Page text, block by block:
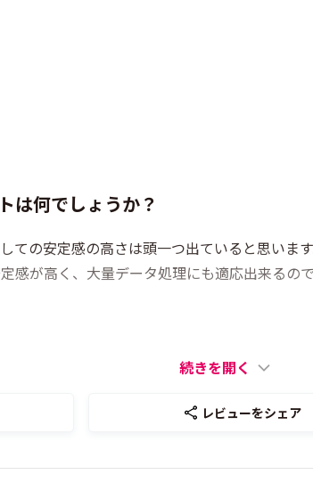
は何でしょうか？
ての安定感の高さは頭一つ出ていると思いま
感が高く、大量データ処理にも適応出来るので
続きを開く
レビューをシェア